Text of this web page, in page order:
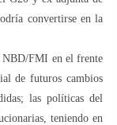
convertirse en la
NBD/FMI en el frente
de futuros cambios
las políticas del
teniendo en